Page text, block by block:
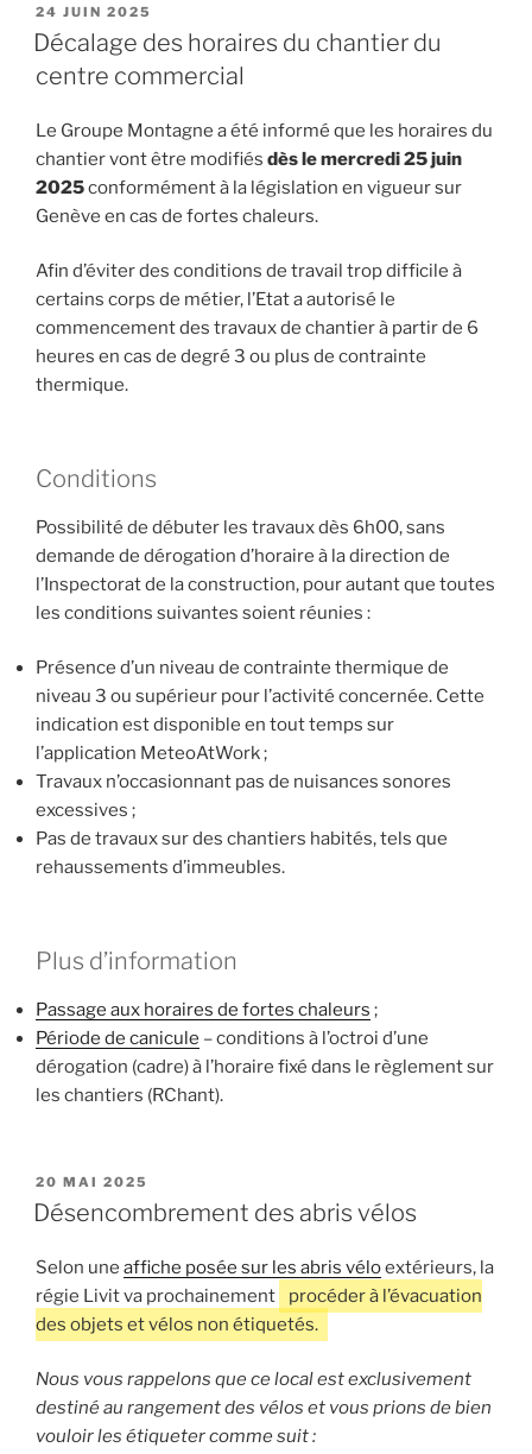
PUBLIÉ
LE
24 JUIN 2025
Décalage des horaires du chantier du
centre commercial
Le Groupe Montagne a été informé que les horaires du
chantier vont être modifiés dès le mercredi 25 juin
2025conformément à la législation en vigueur sur
Genève en cas de fortes chaleurs.
Afin d’éviter des conditions de travail trop difficile à
certains corps de métier, l’Etat a autorisé le
commencement des travaux de chantier à partir de 6
heures en cas de degré 3 ou plus de contrainte
thermique.
Conditions
Possibilité de débuter les travaux dès 6h00, sans
demande de dérogation d’horaire à la direction de
l’Inspectorat de la construction, pour autant que toutes
les conditions suivantes soient réunies :
Présence d’un niveau de contrainte thermique de
niveau 3 ou supérieur pour l’activité concernée. Cette
indication est disponible en tout temps sur
l’application MeteoAtWork ;
Travaux n’occasionnant pas de nuisances sonores
excessives ;
Pas de travaux sur des chantiers habités, tels que
rehaussements d’immeubles.
Plus d’information
Passage aux horaires de fortes chaleurs ;
Période de canicule – conditions à l’octroi d’une
dérogation (cadre) à l’horaire fixé dans le règlement sur
les chantiers (RChant).
PUBLIÉ
LE
20 MAI 2025
Désencombrement des abris vélos
Selon une affiche posée sur les abris véloextérieurs, la
régie Livit va prochainement
procéder à l’évacuation
des objets et vélos non étiquetés.
Nous vous rappelons que ce local est exclusivement
destiné au rangement des vélos et vous prions de bien
vouloir les étiqueter comme suit :